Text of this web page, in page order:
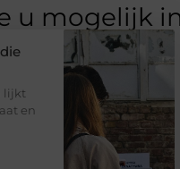
u mogelijk
lijkt
en